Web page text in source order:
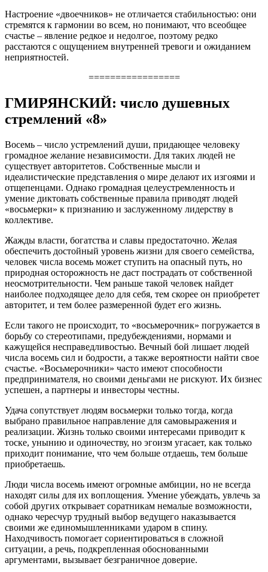
Настроение «двоечников» не отличается стабильностью: они
стремятся к гармонии во всем, но понимают, что всеобщее
счастье – явление редкое и недолгое, поэтому редко
расстаются с ощущением внутренней тревоги и ожиданием
неприятностей.
=================
ГМИРЯНСКИЙ: число душевных
стремлений «8»
Восемь – число устремлений души, придающее человеку
громадное желание независимости. Для таких людей не
существует авторитетов. Собственные мысли и
идеалистические представления о мире делают их изгоями и
отщепенцами. Однако громадная целеустремленность и
умение диктовать собственные правила приводят людей
«восьмерки» к признанию и заслуженному лидерству в
коллективе.
Жажды власти, богатства и славы предостаточно. Желая
обеспечить достойный уровень жизни для своего семейства,
человек числа восемь может ступить на опасный путь, но
природная осторожность не даст пострадать от собственной
неосмотрительности. Чем раньше такой человек найдет
наиболее подходящее дело для себя, тем скорее он приобретет
авторитет, и тем более размеренной будет его жизнь.
Если такого не происходит, то «восьмерочник» погружается в
борьбу со стереотипами, предубеждениями, нормами и
кажущейся несправедливостью. Вечный бой лишает людей
числа восемь сил и бодрости, а также вероятности найти свое
счастье. «Восьмерочники» часто имеют способности
предпринимателя, но своими деньгами не рискуют. Их бизнес
успешен, а партнеры и инвесторы честны.
Удача сопутствует людям восьмерки только тогда, когда
выбрано правильное направление для самовыражения и
реализации. Жизнь только своими интересами приводит к
тоске, унынию и одиночеству, но эгоизм угасает, как только
приходит понимание, что чем больше отдаешь, тем больше
приобретаешь.
Люди числа восемь имеют огромные амбиции, но не всегда
находят силы для их воплощения. Умение убеждать, увлечь за
собой других открывает соратникам немалые возможности,
однако чересчур трудный выбор ведущего наказывается
своими же единомышленниками ударом в спину.
Находчивость помогает сориентироваться в сложной
ситуации, а речь, подкрепленная обоснованными
аргументами, вызывает безграничное доверие.